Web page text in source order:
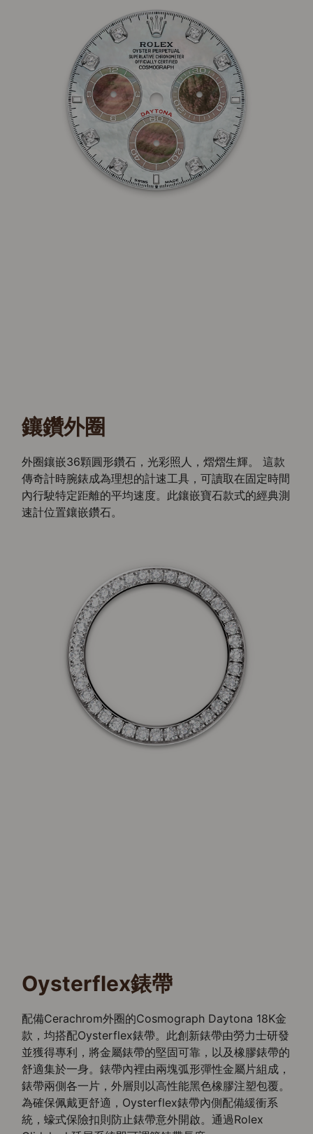
鑲鑽外圈
外圈鑲嵌36顆圓形鑽石，光彩照人，熠熠生輝。 這款
傳奇計時腕錶成為理想的計速工具，可讀取在固定時間
內行駛特定距離的平均速度。此鑲嵌寶石款式的經典測
速計位置鑲嵌鑽石。
Oysterflex錶帶
配備Cerachrom外圈的Cosmograph Daytona 18K金
款，均搭配Oysterflex錶帶。此創新錶帶由勞力士研發
並獲得專利，將金屬錶帶的堅固可靠，以及橡膠錶帶的
舒適集於一身。錶帶內裡由兩塊弧形彈性金屬片組成，
錶帶兩側各一片，外層則以高性能黑色橡膠注塑包覆。
為確保佩戴更舒適，Oysterflex錶帶內側配備緩衝系
統，蠔式保險扣則防止錶帶意外開啟。通過Rolex